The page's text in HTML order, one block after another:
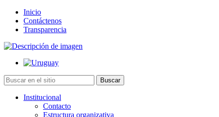
Inicio
Contáctenos
Transparencia
Institucional
Contacto
Estructura organizativa